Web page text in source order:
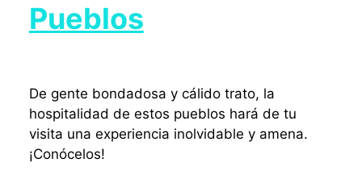
Pueblos
De gente bondadosa y cálido trato, la
hospitalidad de estos pueblos hará de tu
visita una experiencia inolvidable y amena.
¡Conócelos!